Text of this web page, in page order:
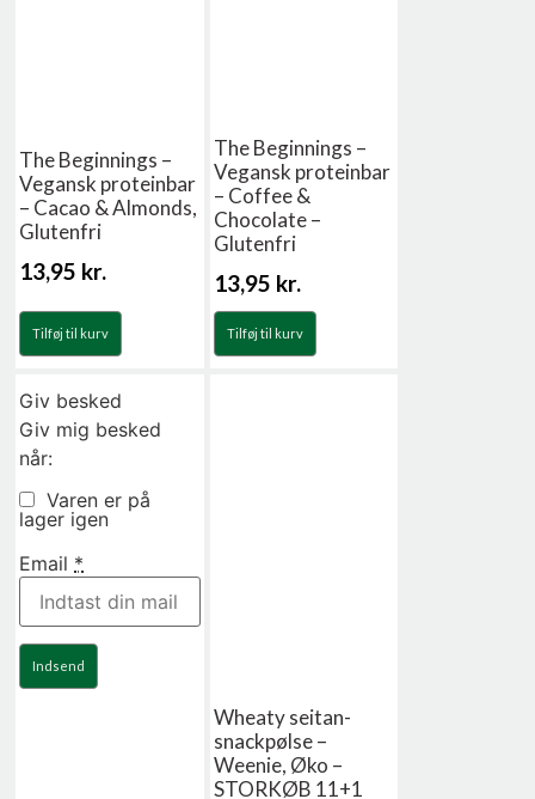
The Beginnings –
Vegansk proteinbar
– Cacao & Almonds,
Glutenfri
13,95 kr.
Tilføj til kurv
The Beginnings –
Vegansk proteinbar
– Coffee &
Chocolate –
Glutenfri
13,95 kr.
Tilføj til kurv
Giv besked
Giv mig besked
når:
Varen er på
lager igen
Email *
Indsend
Wheaty seitan-
snackpølse –
Weenie, Øko –
STORKØB 11+1